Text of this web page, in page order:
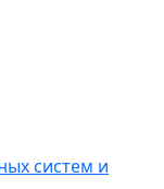
систем и